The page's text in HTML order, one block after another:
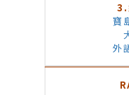
3.
寶
外